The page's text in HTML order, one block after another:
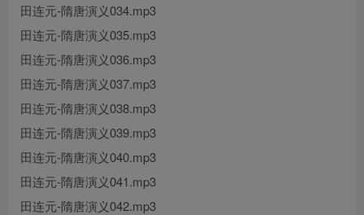
田连元-隋唐演义034.mp3
田连元-隋唐演义035.mp3
田连元-隋唐演义036.mp3
田连元-隋唐演义037.mp3
田连元-隋唐演义038.mp3
田连元-隋唐演义039.mp3
田连元-隋唐演义040.mp3
田连元-隋唐演义041.mp3
田连元-隋唐演义042.mp3